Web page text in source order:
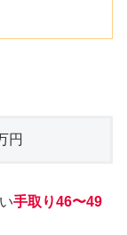
円
手取り46〜49